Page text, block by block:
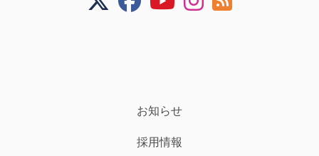
お知らせ
採用情報